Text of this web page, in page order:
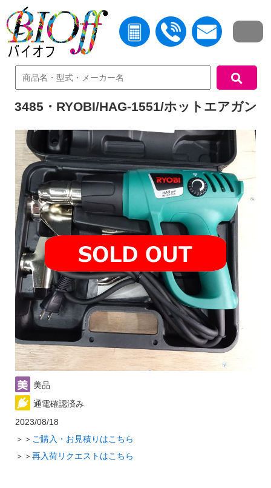
中古機器検索
3485・RYOBI/HAG-1551/ホットエアガン
美品
通電確認済み
2023/08/18
＞＞ ご購入・お見積りはこちら
＞＞再入荷リクエストはこちら